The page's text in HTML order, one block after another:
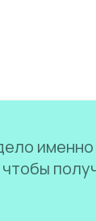
именно